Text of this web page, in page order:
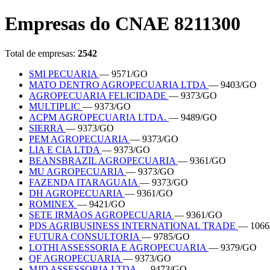
Empresas do CNAE 8211300
Total de empresas: 2542
SMI PECUARIA — 9571/GO
MATO DENTRO AGROPECUARIA LTDA — 9403/GO
AGROPECUARIA FELICIDADE — 9373/GO
MULTIPLIC — 9373/GO
ACPM AGROPECUARIA LTDA. — 9489/GO
SIERRA — 9373/GO
PEM AGROPECUARIA — 9373/GO
LIA E CIA LTDA — 9373/GO
BEANSBRAZIL AGROPECUARIA — 9361/GO
MU AGROPECUARIA — 9373/GO
FAZENDA ITARAGUAIA — 9373/GO
DH AGROPECUARIA — 9361/GO
ROMINEX — 9421/GO
SETE IRMAOS AGROPECUARIA — 9361/GO
PDS AGRIBUSINESS INTERNATIONAL TRADE —
FUTURA CONSULTORIA — 9785/GO
LOTHI ASSESSORIA E AGROPECUARIA — 9379/GO
QF AGROPECUARIA — 9373/GO